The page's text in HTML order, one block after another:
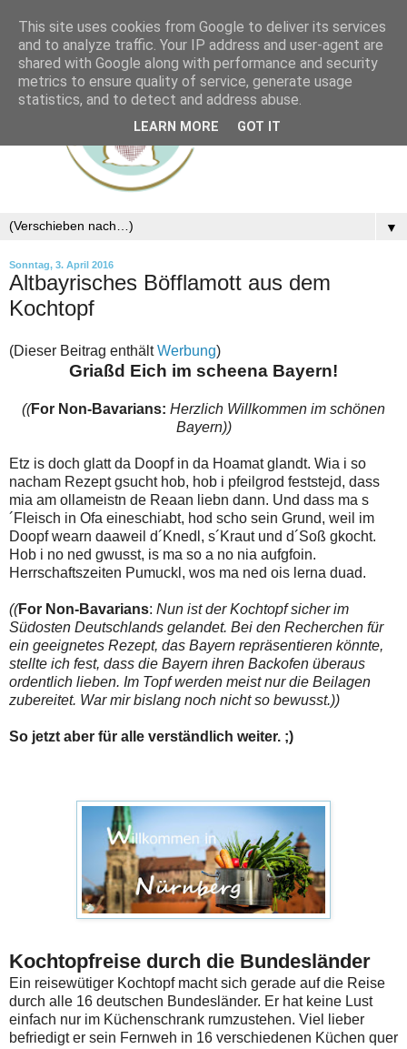
▼
Sonntag, 3. April 2016
Altbayrisches Böfflamott aus dem
Kochtopf
(Dieser Beitrag enthältWerbung)
Griaßd Eich im scheena Bayern!
((For Non-Bavarians: Herzlich Willkommen im schönen
Bayern))
Etz is doch glatt da Doopf in da Hoamat glandt. Wia i so
nacham Rezept gsucht hob, hob i pfeilgrod feststejd, dass
mia am ollameistn de Reaan liebn dann. Und dass ma s
´Fleisch in Ofa eineschiabt, hod scho sein Grund, weil im
Doopf wearn daaweil d´Knedl, s´Kraut und d´Soß gkocht.
Hob i no ned gwusst, is ma so a no nia aufgfoin.
Herrschaftszeiten Pumuckl, wos ma ned ois lerna duad.
((For Non-Bavarians: Nun ist der Kochtopf sicher im
Südosten Deutschlands gelandet. Bei den Recherchen für
ein geeignetes Rezept, das Bayern repräsentieren könnte,
stellte ich fest, dass die Bayern ihren Backofen überaus
ordentlich lieben. Im Topf werden meist nur die Beilagen
zubereitet. War mir bislang noch nicht so bewusst.))
So jetzt aber für alle verständlich weiter. ;)
Kochtopfreise durch die Bundesländer
Ein reisewütiger Kochtopf macht sich gerade auf die Reise
durch alle 16 deutschen Bundesländer. Er hat keine Lust
einfach nur im Küchenschrank rumzustehen. Viel lieber
befriedigt er sein Fernweh in 16 verschiedenen Küchen quer
This site uses cookies from Google to deliver its services
and to analyze traffic. Your IP address and user-agent are
shared with Google along with performance and security
metrics to ensure quality of service, generate usage
statistics, and to detect and address abuse.
LEARN MORE GOT IT